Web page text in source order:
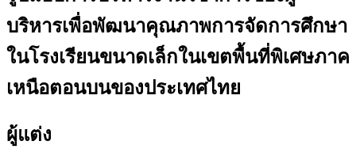
บริหารเพื่อพัฒนาคุณภาพการจัดการศึกษา
ในโรงเรียนขนาดเล็กในเขตพื้นที่พิเศษภาค
เหนือตอนบนของประเทศไทย
ผู้แต่ง